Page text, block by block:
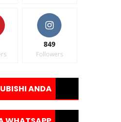
849
Followers
ANDA